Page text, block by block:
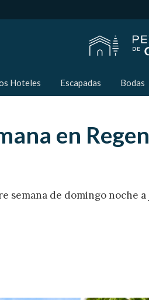
Hoteles Escapadas Bodas
en
semana de domingo noche